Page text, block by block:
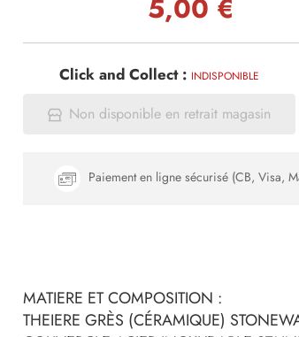
5,00 €
Click and Collect : INDISPONIBLE
Non disponible en retrait magasin
Paiement en ligne sécurisé (CB, Visa,
MATIERE ET COMPOSITION :
THEIERE GRÈS (CÉRAMIQUE)